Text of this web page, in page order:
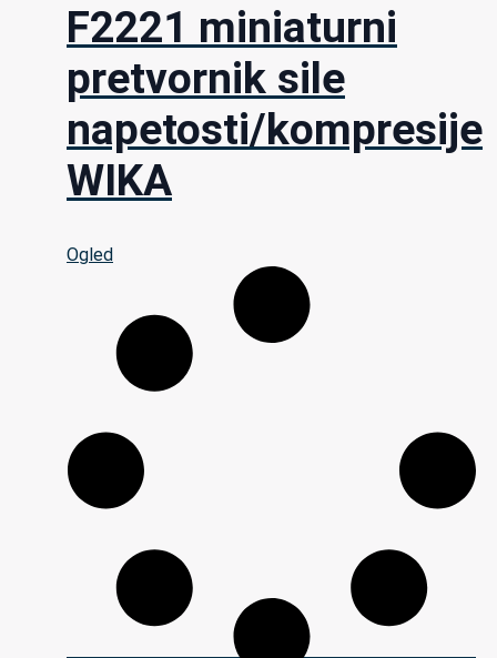
F2221 miniaturni
pretvornik sile
napetosti/kompresije
WIKA
Ogled